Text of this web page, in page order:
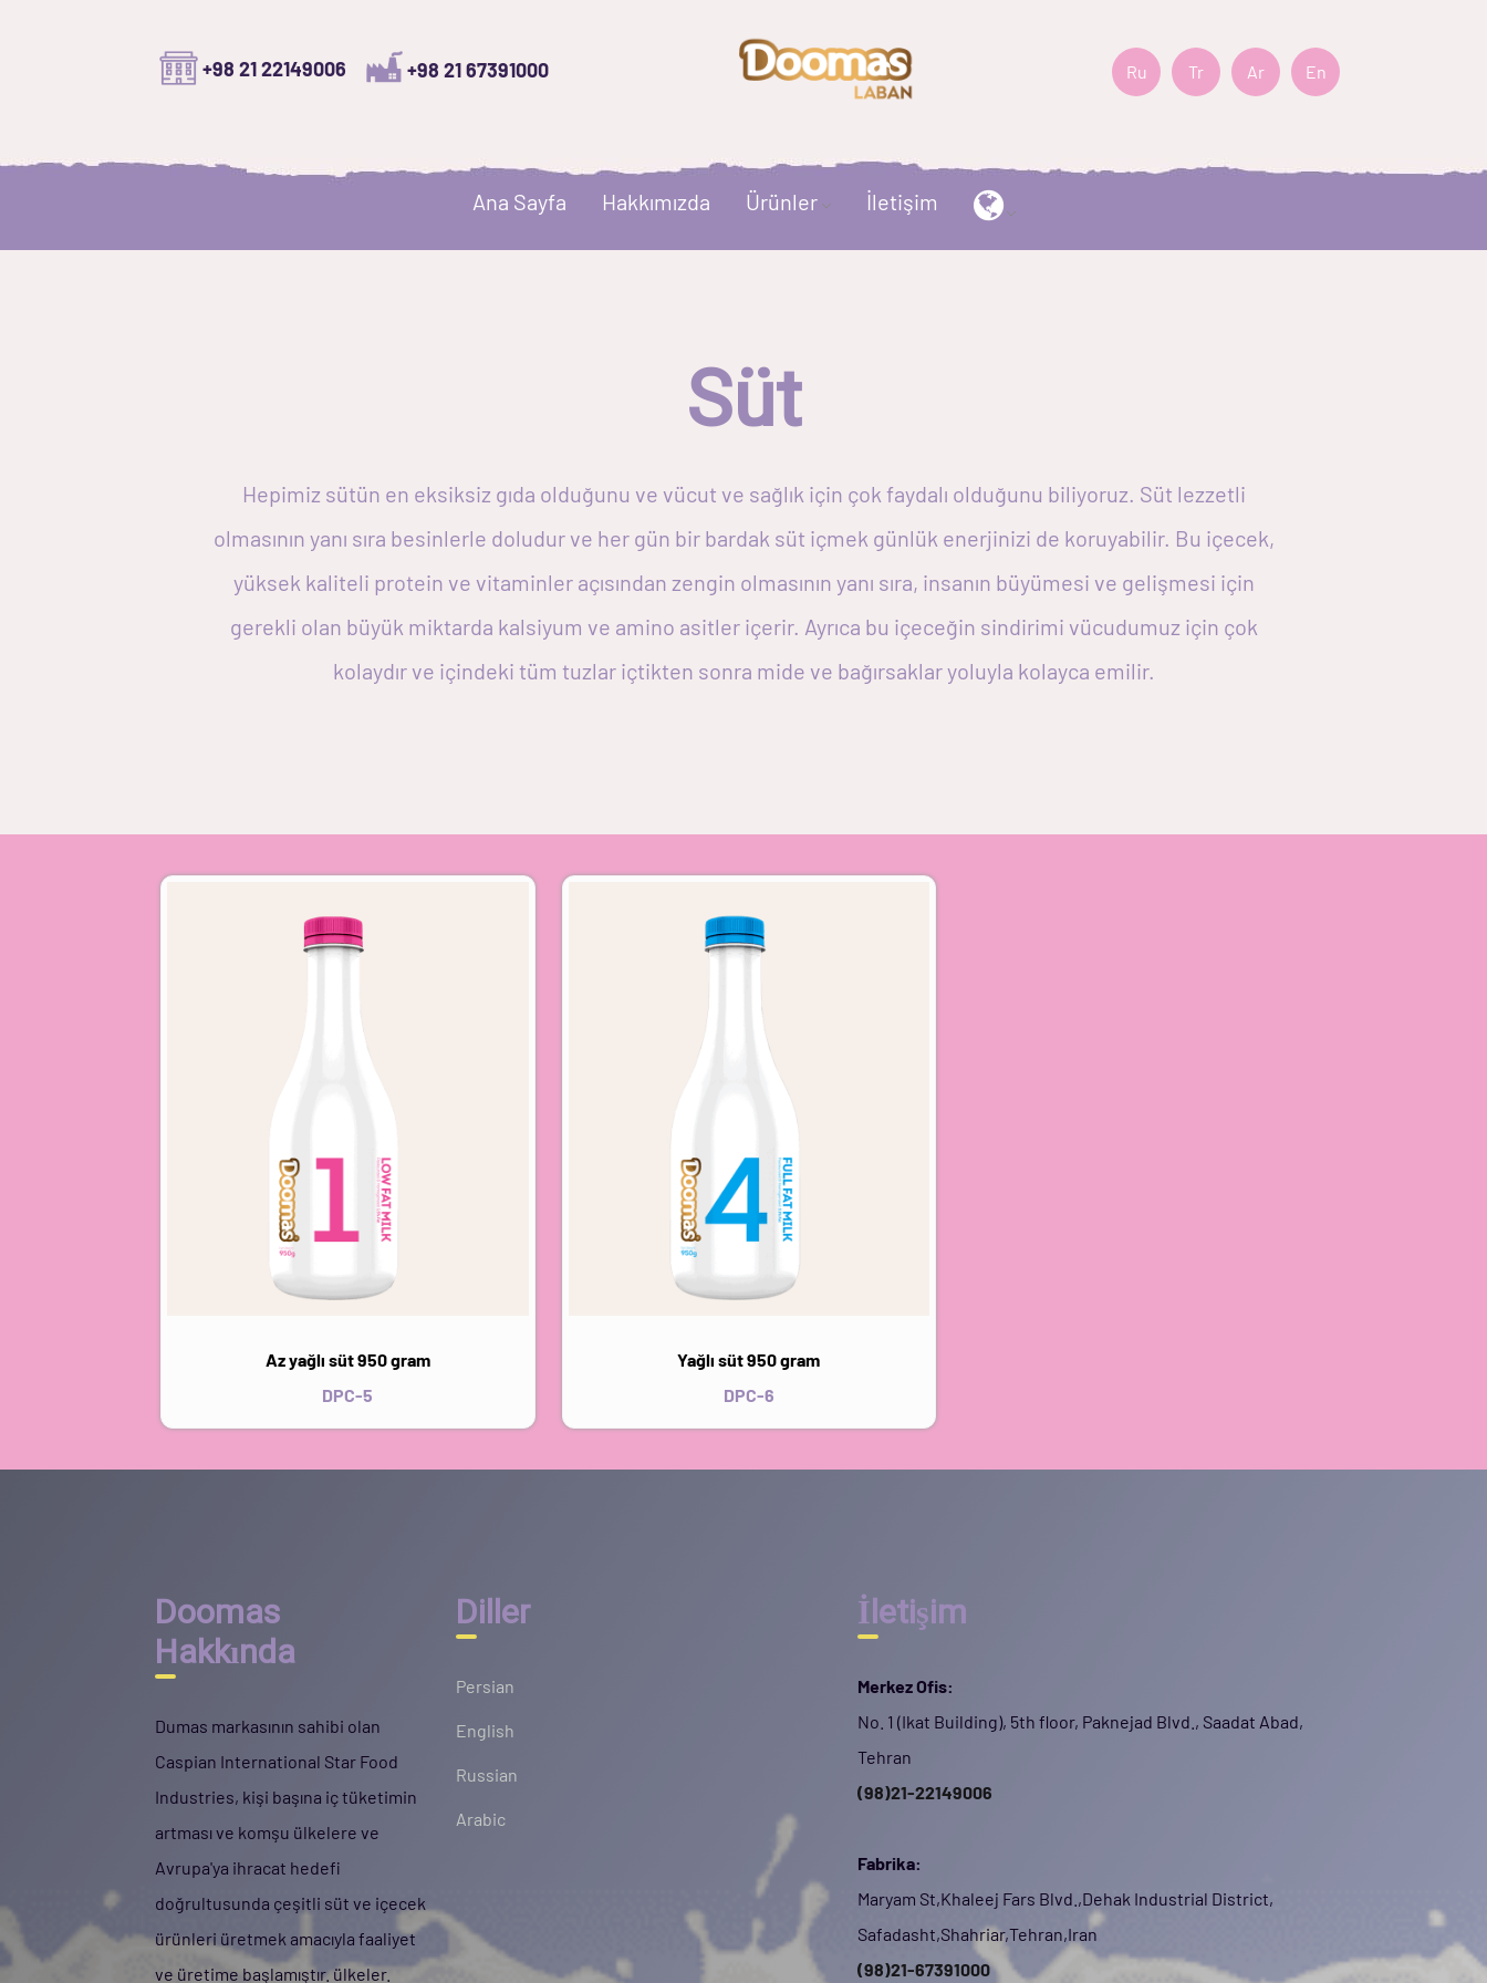
+98 21 22149006 +98 21 67391000 Ru Tr Ar En
Ana Sayfa Hakkımızda Ürünler İletişim
Süt
Hepimiz sütün en eksiksiz gıda olduğunu ve vücut ve sağlık için çok faydalı olduğunu biliyoruz. Süt lezzetli
olmasının yanı sıra besinlerle doludur ve her gün bir bardak süt içmek günlük enerjinizi de koruyabilir. Bu içecek,
yüksek kaliteli protein ve vitaminler açısından zengin olmasının yanı sıra, insanın büyümesi ve gelişmesi için
gerekli olan büyük miktarda kalsiyum ve amino asitler içerir. Ayrıca bu içeceğin sindirimi vücudumuz için çok
kolaydır ve içindeki tüm tuzlar içtikten sonra mide ve bağırsaklar yoluyla kolayca emilir.
Az yağlı süt 950 gram
DPC-5
Yağlı süt 950 gram
DPC-6
Doomas
Hakkında
Dumas markasının sahibi olan
Caspian International Star Food
Industries, kişi başına iç tüketimin
artması ve komşu ülkelere ve
Avrupa'ya ihracat hedefi
doğrultusunda çeşitli süt ve içecek
ürünleri üretmek amacıyla faaliyet
ve üretime başlamıştır. ülkeler.
Diller
Persian
English
Russian
Arabic
İletişim
Merkez Ofis:
No. 1 (Ikat Building), 5th floor, Paknejad Blvd., Saadat Abad,
Tehran
(98)21-22149006
Fabrika:
Maryam St,Khaleej Fars Blvd.,Dehak Industrial District,
Safadasht,Shahriar,Tehran,Iran
(98)21-67391000